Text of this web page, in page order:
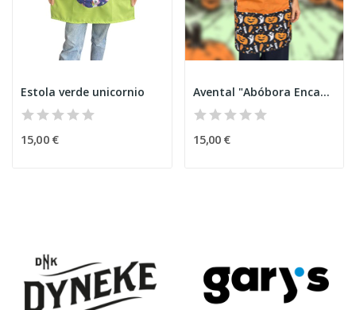
Estola verde unicornio
15,00 €
Avental "Abóbora Encantada" Halloween
15,00 €